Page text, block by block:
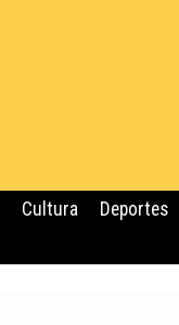
Cultura Deportes